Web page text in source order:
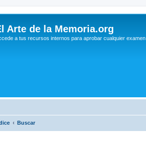
Arte de la Memoria.org
a tus recursos internos para aprobar cualquier examen
Buscar